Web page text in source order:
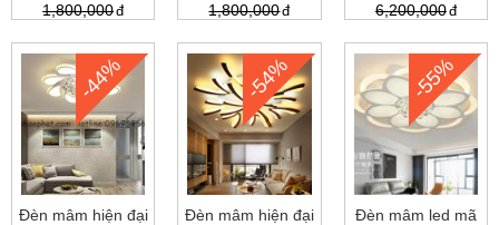
1,800,000 1,800,000 6,200,000
-44%
Đèn mâm hiện đại
-54%
Đèn mâm hiện đại
-55%
Đèn mâm led mã